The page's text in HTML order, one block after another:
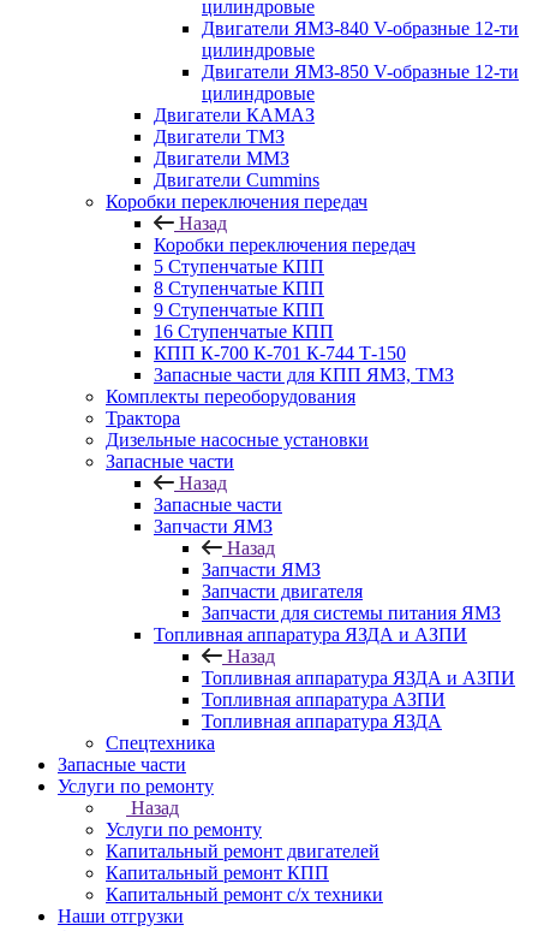
цилиндровые
Двигатели ЯМЗ-840 V-образные 12-ти
цилиндровые
Двигатели ЯМЗ-850 V-образные 12-ти
цилиндровые
Двигатели КАМАЗ
Двигатели ТМЗ
Двигатели ММЗ
Двигатели Cummins
Коробки переключения передач
Назад
Коробки переключения передач
5 Ступенчатые КПП
8 Ступенчатые КПП
9 Ступенчатые КПП
16 Ступенчатые КПП
КПП К-700 К-701 К-744 Т-150
Запасные части для КПП ЯМЗ, ТМЗ
Комплекты переоборудования
Трактора
Дизельные насосные установки
Запасные части
Назад
Запасные части
Запчасти ЯМЗ
Назад
Запчасти ЯМЗ
Запчасти двигателя
Запчасти для системы питания ЯМЗ
Топливная аппаратура ЯЗДА и АЗПИ
Назад
Топливная аппаратура ЯЗДА и АЗПИ
Топливная аппаратура АЗПИ
Топливная аппаратура ЯЗДА
Спецтехника
Запасные части
Услуги по ремонту
Назад
Услуги по ремонту
Капитальный ремонт двигателей
Капитальный ремонт КПП
Капитальный ремонт с/х техники
Наши отгрузки